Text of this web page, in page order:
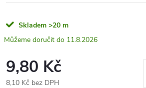
Skladem >20 m
11.8.2026
9,80 Kč
8,10 Kč bez DPH